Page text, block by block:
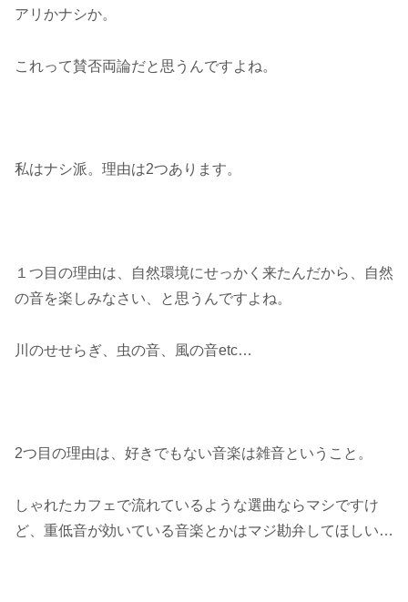
アリかナシか。
これって賛否両論だと思うんですよね。
私はナシ派。理由は2つあります。
１つ目の理由は、自然環境にせっかく来たんだから、自然
の音を楽しみなさい、と思うんですよね。
川のせせらぎ、虫の音、風の音etc…
2つ目の理由は、好きでもない音楽は雑音ということ。
しゃれたカフェで流れているような選曲ならマシですけ
ど、重低音が効いている音楽とかはマジ勘弁してほしい…